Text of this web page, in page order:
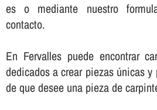
es o mediante nuestro
contacto.
En Fervalles puede encontrar
dedicados a crear piezas únicas
de que desee una pieza de